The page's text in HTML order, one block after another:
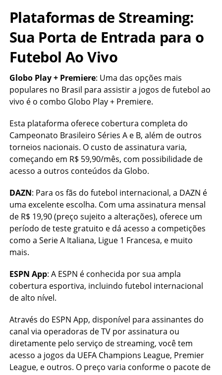
Plataformas de Streaming:
Sua Porta de Entrada para o
Futebol Ao Vivo
Globo Play + Premiere: Uma das opções mais
populares no Brasil para assistir a jogos de futebol ao
vivo é o combo Globo Play + Premiere.
Esta plataforma oferece cobertura completa do
Campeonato Brasileiro Séries A e B, além de outros
torneios nacionais. O custo de assinatura varia,
começando em R$ 59,90/mês, com possibilidade de
acesso a outros conteúdos da Globo.
DAZN: Para os fãs do futebol internacional, a DAZN é
uma excelente escolha. Com uma assinatura mensal
de R$ 19,90 (preço sujeito a alterações), oferece um
período de teste gratuito e dá acesso a competições
como a Serie A Italiana, Ligue 1 Francesa, e muito
mais.
ESPN App: A ESPN é conhecida por sua ampla
cobertura esportiva, incluindo futebol internacional
de alto nível.
Através do ESPN App, disponível para assinantes do
canal via operadoras de TV por assinatura ou
diretamente pelo serviço de streaming, você tem
acesso a jogos da UEFA Champions League, Premier
League, e outros. O preço varia conforme o pacote de